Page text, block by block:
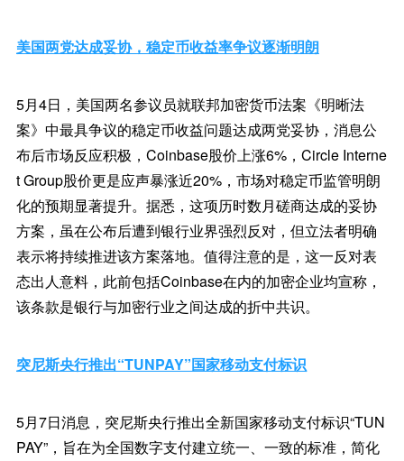
美国两党达成妥协，稳定币收益率争议逐渐明朗
5月4日，美国两名参议员就联邦加密货币法案《明晰法
案》中最具争议的稳定币收益问题达成两党妥协，消息公
布后市场反应积极，Coinbase股价上涨6%，Circle Interne
t Group股价更是应声暴涨近20%，市场对稳定币监管明朗
化的预期显著提升。据悉，这项历时数月磋商达成的妥协
方案，虽在公布后遭到银行业界强烈反对，但立法者明确
表示将持续推进该方案落地。值得注意的是，这一反对表
态出人意料，此前包括Coinbase在内的加密企业均宣称，
该条款是银行与加密行业之间达成的折中共识。
突尼斯央行推出“TUNPAY”国家移动支付标识
5月7日消息，突尼斯央行推出全新国家移动支付标识“TUN
PAY”，旨在为全国数字支付建立统一、一致的标准，简化